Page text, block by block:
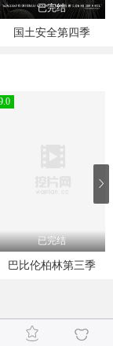
已完结
国土安全第四季
已完结
巴比伦柏林第三季